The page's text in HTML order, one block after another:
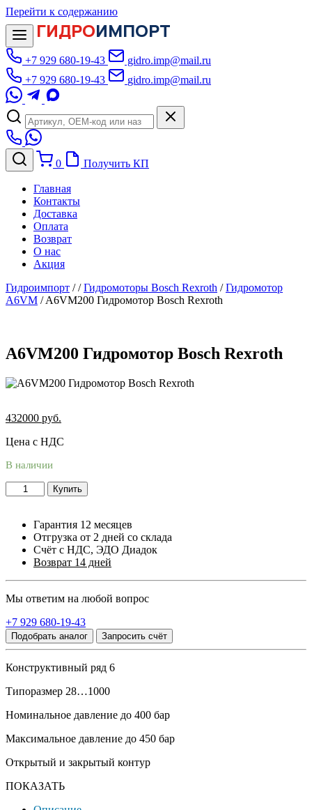
Перейти к содержанию
ГИДРОИМПОРТ
+7 929 680-19-43
gidro.imp@mail.ru
+7 929 680-19-43
gidro.imp@mail.ru
0 Получить КП
Главная
Контакты
Доставка
Оплата
Возврат
О нас
Акция
Гидроимпорт //Гидромоторы Bosch Rexroth /Гидромотор
A6VM /A6VM200 Гидромотор Bosch Rexroth
A6VM200 Гидромотор Bosch Rexroth
432000 руб.
Цена с НДС
В наличии
Купить
Гарантия 12 месяцев
Отгрузка от 2 дней со склада
Счёт с НДС, ЭДО Диадок
Возврат 14 дней
Мы ответим на любой вопрос
+7 929 680-19-43
Подобрать аналог Запросить счёт
Конструктивный ряд 6
Типоразмер 28…1000
Номинальное давление до 400 бар
Максимальное давление до 450 бар
Открытый и закрытый контур
ПОКАЗАТЬ